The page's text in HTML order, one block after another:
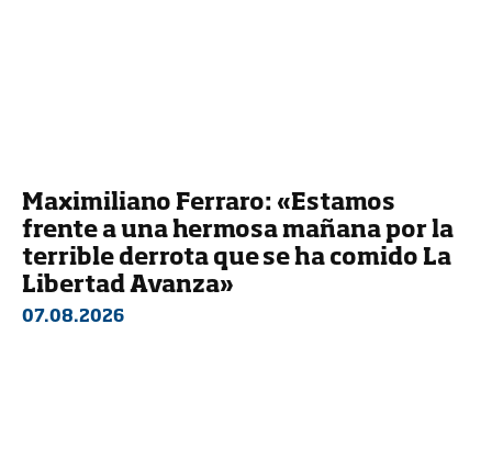
Maximiliano Ferraro: «Estamos
frente a una hermosa mañana por la
terrible derrota que se ha comido La
Libertad Avanza»
07.08.2026